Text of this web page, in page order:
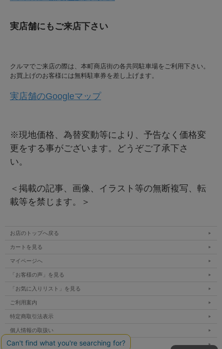
実店舗にもご来店下さい
クルマでご来店の際は、本町商店街の各共同駐車場をご利用下さい。
お買上げのお客様には無料駐車券を差し上げます。
実店舗のGoogleマップ
※現地価格、為替変動等により、予告なく価格変
更をする事がございます。どうぞご了承下さ
い。
＜掲載の記事、画像、イラスト等の無断複写、転
載等を禁じます。＞
お店のトップへ戻る
カートを見る
マイページへ
「お客様の声」を見る
「お気に入りリスト」を見る
ご利用案内
特定商取引法表示
個人情報の取扱い
サイトマップ